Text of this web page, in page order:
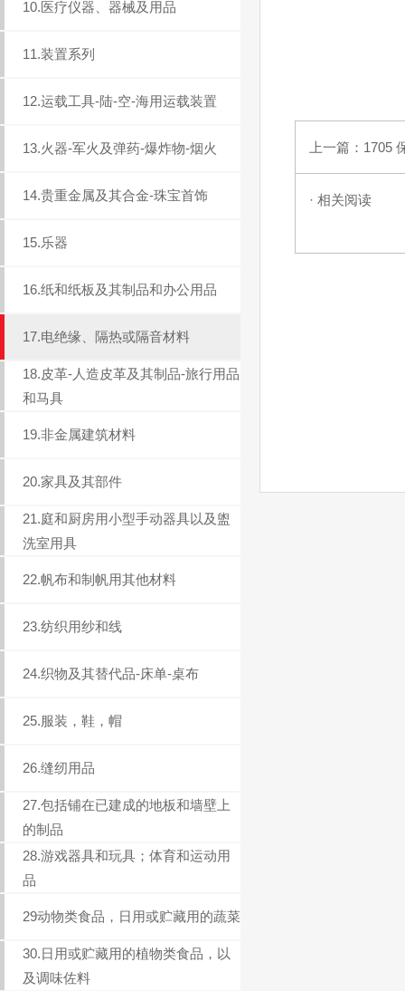
10.医疗仪器、器械及用品
11.装置系列
12.运载工具-陆-空-海用运载装置
13.火器-军火及弹药-爆炸物-烟火
14.贵重金属及其合金-珠宝首饰
15.乐器
16.纸和纸板及其制品和办公用品
17.电绝缘、隔热或隔音材料
18.皮革-人造皮革及其制品-旅行用品
和马具
19.非金属建筑材料
20.家具及其部件
21.庭和厨房用小型手动器具以及盥
洗室用具
22.帆布和制帆用其他材料
23.纺织用纱和线
24.织物及其替代品-床单-桌布
25.服装，鞋，帽
26.缝纫用品
27.包括铺在已建成的地板和墙壁上
的制品
28.游戏器具和玩具；体育和运动用
品
29动物类食品，日用或贮藏用的蔬菜
30.日用或贮藏用的植物类食品，以
及调味佐料
上一篇： 1705
· 相关阅读